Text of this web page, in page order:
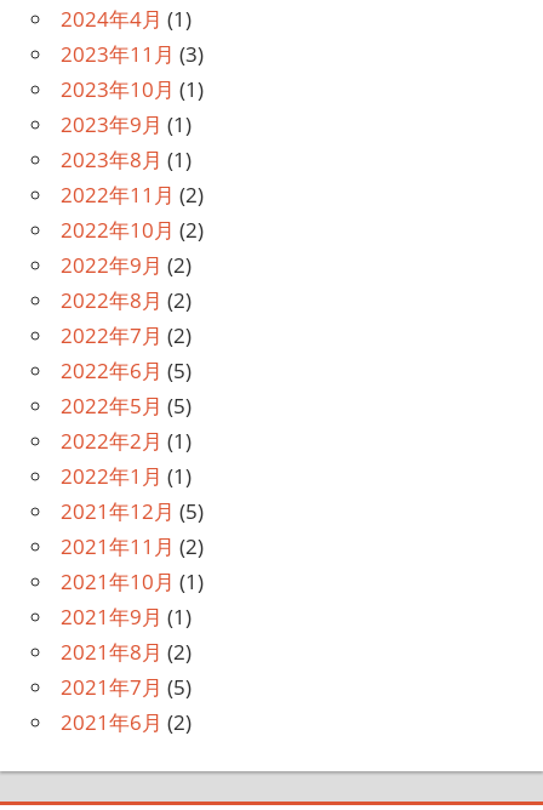
2024年4月 (1)
2023年11月 (3)
2023年10月 (1)
2023年9月 (1)
2023年8月 (1)
2022年11月 (2)
2022年10月 (2)
2022年9月 (2)
2022年8月 (2)
2022年7月 (2)
2022年6月 (5)
2022年5月 (5)
2022年2月 (1)
2022年1月 (1)
2021年12月 (5)
2021年11月 (2)
2021年10月 (1)
2021年9月 (1)
2021年8月 (2)
2021年7月 (5)
2021年6月 (2)